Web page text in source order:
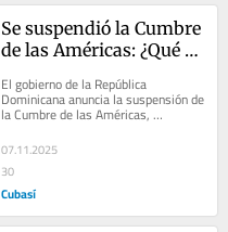
Se suspendió la Cumbre
de las Américas: ¿Qué
El gobierno de la República
Dominicana anuncia la suspensión de
la Cumbre de las Américas,
programada para la primera semana
de diciembre próximo....
07.11.2025
30
Cubasí